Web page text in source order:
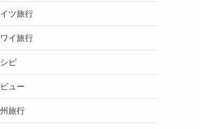
イツ旅行
イ旅行
ピ
ュー
旅行